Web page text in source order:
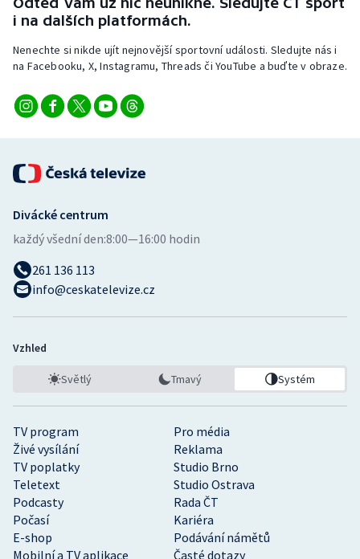
i na dalších platformách.
Nenechte si nikde ujít nejnovější sportovní události. Sledujte nás i
na Facebooku, X, Instagramu, Threads či YouTube a buďte v obraze.
TV program
Pro média
Živé vysílání
Reklama
TV poplatky
Studio Brno
Teletext
Studio Ostrava
Podcasty
Rada ČT
Počasí
Kariéra
E-shop
Podávání námětů
Mobilní a TV aplikace
Časté dotazy
Divácké centrum
každý všední den:8:00—16:00 hodin
261 136 113
info@ceskatelevize.cz
Vzhled
Světlý Tmavý Systém